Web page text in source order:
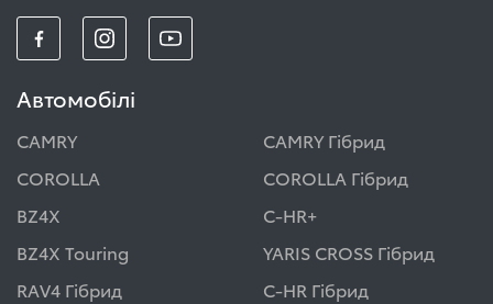
Автомобілі
CAMRY
CAMRY Гібрид
COROLLA
COROLLA Гібрид
BZ4X
C-HR+
BZ4X Touring
YARIS CROSS Гібрид
RAV4 Гібрид
C-HR Гібрид